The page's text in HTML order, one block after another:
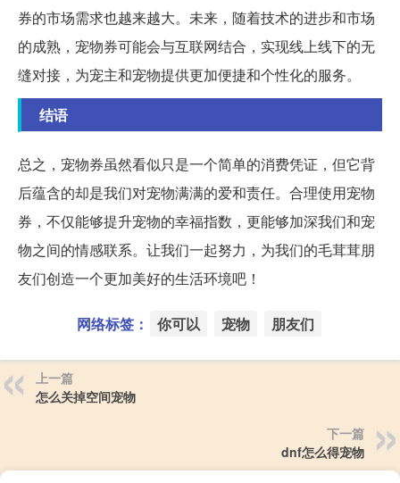
券的市场需求也越来越大。未来，随着技术的进步和市场
的成熟，宠物券可能会与互联网结合，实现线上线下的无
缝对接，为宠主和宠物提供更加便捷和个性化的服务。
结语
总之，宠物券虽然看似只是一个简单的消费凭证，但它背
后蕴含的却是我们对宠物满满的爱和责任。合理使用宠物
券，不仅能够提升宠物的幸福指数，更能够加深我们和宠
物之间的情感联系。让我们一起努力，为我们的毛茸茸朋
友们创造一个更加美好的生活环境吧！
网络标签： 你可以 宠物 朋友们
上一篇
怎么关掉空间宠物
下一篇
dnf怎么得宠物